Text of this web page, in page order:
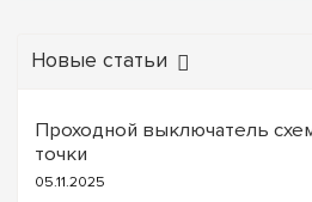
Очистить выбор
конфигурациях. Корпуса
высококачественного и прочного
временем) и полностью безопасен в
поддерживает горение в
стандартами ЕС.
Новые статьи
Проходной выключатель
точки
05.11.2025